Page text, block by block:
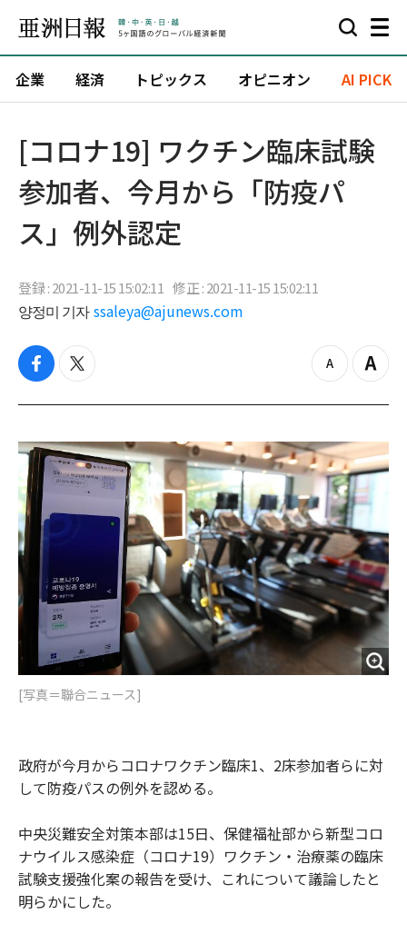
企業 経済 トピックス オピニオン AI PICK
[コロナ19] ワクチン臨床試験
参加者、今月から「防疫パ
ス」例外認定
登録 : 2021-11-15 15:02:11 修正 : 2021-11-15 15:02:11
양정미 기자 ssaleya@ajunews.com
f
c
b
o
o
k
t
i
t
e
r
z
o
o
u
t
Z
o
i
n
[写真＝聯合ニュース]
政府が今月からコロナワクチン臨床1、2床参加者らに対
して防疫パスの例外を認める。
中央災難安全対策本部は15日、保健福祉部から新型コロ
ナウイルス感染症（コロナ19）ワクチン・治療薬の臨床
試験支援強化案の報告を受け、これについて議論したと
明らかにした。